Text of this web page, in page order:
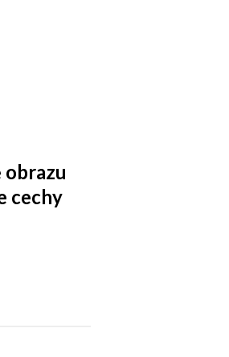
obrazu
cechy